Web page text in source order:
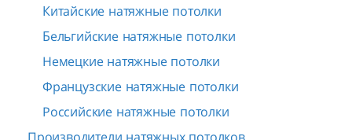
Китайские натяжные потолки
Бельгийские натяжные потолки
Немецкие натяжные потолки
Французские натяжные потолки
Российские натяжные потолки